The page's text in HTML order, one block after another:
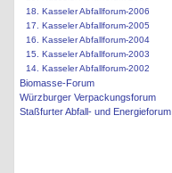
18. Kasseler Abfallforum-2006
17. Kasseler Abfallforum-2005
16. Kasseler Abfallforum-2004
15. Kasseler Abfallforum-2003
14. Kasseler Abfallforum-2002
Biomasse-Forum
Würzburger Verpackungsforum
Staßfurter Abfall- und Energieforum